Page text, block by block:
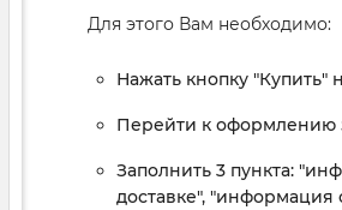
Для этого Вам необходимо:
Нажать кнопку "Купить"
Перейти к оформлению
Заполнить 3 пункта:
доставке", "информация